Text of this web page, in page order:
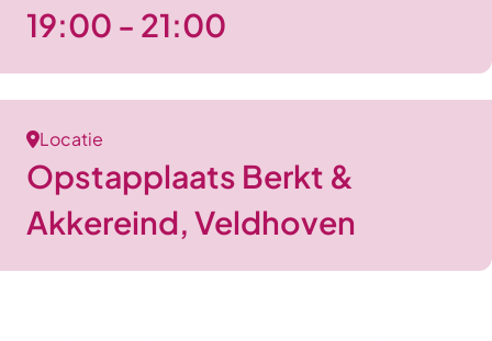
19:00 - 21:00
Locatie
Opstapplaats Berkt &
Akkereind, Veldhoven